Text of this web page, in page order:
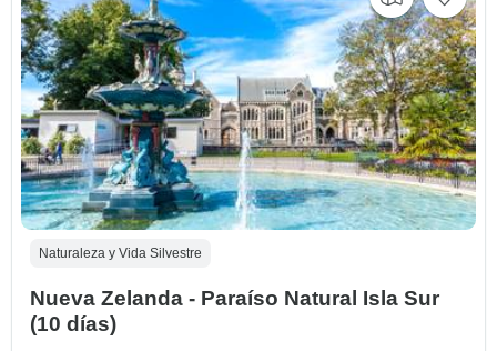
Naturaleza y Vida Silvestre
Nueva Zelanda - Paraíso Natural Isla Sur
(10 días)